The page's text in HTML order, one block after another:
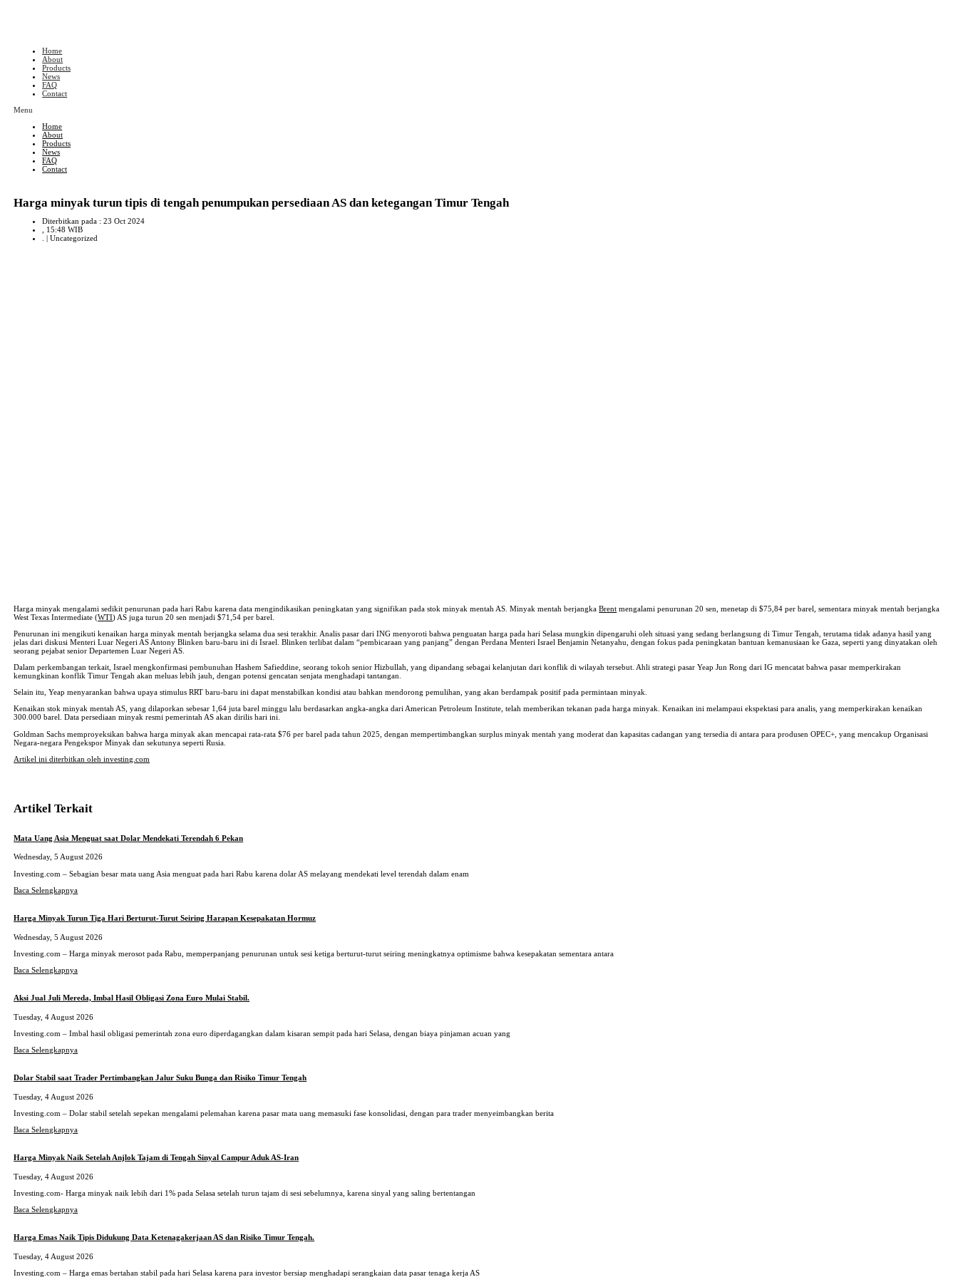
Home
About
Products
News
FAQ
Contact
Menu
Home
About
Products
News
FAQ
Contact
Harga minyak turun tipis di tengah penumpukan persediaan AS dan ketegangan Timur Tengah
Diterbitkan pada : 23 Oct 2024
, 15:48 WIB
. | Uncategorized
Harga minyak mengalami sedikit penurunan pada hari Rabu karena data mengindikasikan peningkatan yang signifikan pada stok minyak mentah AS. Minyak mentah berjangkaBrent mengalami penurunan 20 sen, menetap di $75,84 per barel, sementara minyak mentah berjangka
West Texas Intermediate (WTI) AS juga turun 20 sen menjadi $71,54 per barel.
Penurunan ini mengikuti kenaikan harga minyak mentah berjangka selama dua sesi terakhir. Analis pasar dari ING menyoroti bahwa penguatan harga pada hari Selasa mungkin dipengaruhi oleh situasi yang sedang berlangsung di Timur Tengah, terutama tidak adanya hasil yang
jelas dari diskusi Menteri Luar Negeri AS Antony Blinken baru-baru ini di Israel. Blinken terlibat dalam “pembicaraan yang panjang” dengan Perdana Menteri Israel Benjamin Netanyahu, dengan fokus pada peningkatan bantuan kemanusiaan ke Gaza, seperti yang dinyatakan oleh
seorang pejabat senior Departemen Luar Negeri AS.
Dalam perkembangan terkait, Israel mengkonfirmasi pembunuhan Hashem Safieddine, seorang tokoh senior Hizbullah, yang dipandang sebagai kelanjutan dari konflik di wilayah tersebut. Ahli strategi pasar Yeap Jun Rong dari IG mencatat bahwa pasar memperkirakan
kemungkinan konflik Timur Tengah akan meluas lebih jauh, dengan potensi gencatan senjata menghadapi tantangan.
Selain itu, Yeap menyarankan bahwa upaya stimulus RRT baru-baru ini dapat menstabilkan kondisi atau bahkan mendorong pemulihan, yang akan berdampak positif pada permintaan minyak.
Kenaikan stok minyak mentah AS, yang dilaporkan sebesar 1,64 juta barel minggu lalu berdasarkan angka-angka dari American Petroleum Institute, telah memberikan tekanan pada harga minyak. Kenaikan ini melampaui ekspektasi para analis, yang memperkirakan kenaikan
300.000 barel. Data persediaan minyak resmi pemerintah AS akan dirilis hari ini.
Goldman Sachs memproyeksikan bahwa harga minyak akan mencapai rata-rata $76 per barel pada tahun 2025, dengan mempertimbangkan surplus minyak mentah yang moderat dan kapasitas cadangan yang tersedia di antara para produsen OPEC+, yang mencakup Organisasi
Negara-negara Pengekspor Minyak dan sekutunya seperti Rusia.
Artikel ini diterbitkan oleh investing.com
Artikel Terkait
Mata Uang Asia Menguat saat Dolar Mendekati Terendah 6 Pekan
Wednesday, 5 August 2026
Investing.com – Sebagian besar mata uang Asia menguat pada hari Rabu karena dolar AS melayang mendekati level terendah dalam enam
Baca Selengkapnya
Harga Minyak Turun Tiga Hari Berturut-Turut Seiring Harapan Kesepakatan Hormuz
Wednesday, 5 August 2026
Investing.com – Harga minyak merosot pada Rabu, memperpanjang penurunan untuk sesi ketiga berturut-turut seiring meningkatnya optimisme bahwa kesepakatan sementara antara
Baca Selengkapnya
Aksi Jual Juli Mereda, Imbal Hasil Obligasi Zona Euro Mulai Stabil.
Tuesday, 4 August 2026
Investing.com – Imbal hasil obligasi pemerintah zona euro diperdagangkan dalam kisaran sempit pada hari Selasa, dengan biaya pinjaman acuan yang
Baca Selengkapnya
Dolar Stabil saat Trader Pertimbangkan Jalur Suku Bunga dan Risiko Timur Tengah
Tuesday, 4 August 2026
Investing.com – Dolar stabil setelah sepekan mengalami pelemahan karena pasar mata uang memasuki fase konsolidasi, dengan para trader menyeimbangkan berita
Baca Selengkapnya
Harga Minyak Naik Setelah Anjlok Tajam di Tengah Sinyal Campur Aduk AS-Iran
Tuesday, 4 August 2026
Investing.com- Harga minyak naik lebih dari 1% pada Selasa setelah turun tajam di sesi sebelumnya, karena sinyal yang saling bertentangan
Baca Selengkapnya
Harga Emas Naik Tipis Didukung Data Ketenagakerjaan AS dan Risiko Timur Tengah.
Tuesday, 4 August 2026
Investing.com – Harga emas bertahan stabil pada hari Selasa karena para investor bersiap menghadapi serangkaian data pasar tenaga kerja AS